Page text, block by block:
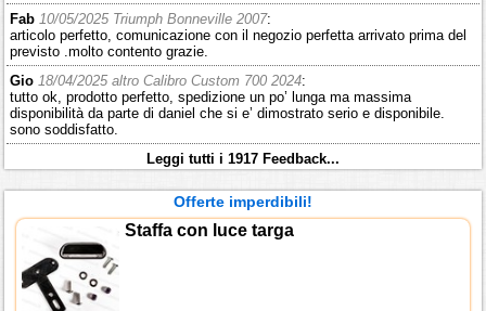
Fab 10/05/2025 Triumph Bonneville 2007:
articolo perfetto, comunicazione con il negozio perfetta arrivato prima del
previsto .molto contento grazie.
Gio 18/04/2025 altro Calibro Custom 700 2024:
tutto ok, prodotto perfetto, spedizione un po’ lunga ma massima
disponibilità da parte di daniel che si e’ dimostrato serio e disponibile.
sono soddisfatto.
Leggi tutti i 1917 Feedback...
Offerte imperdibili!
Staffa con luce targa